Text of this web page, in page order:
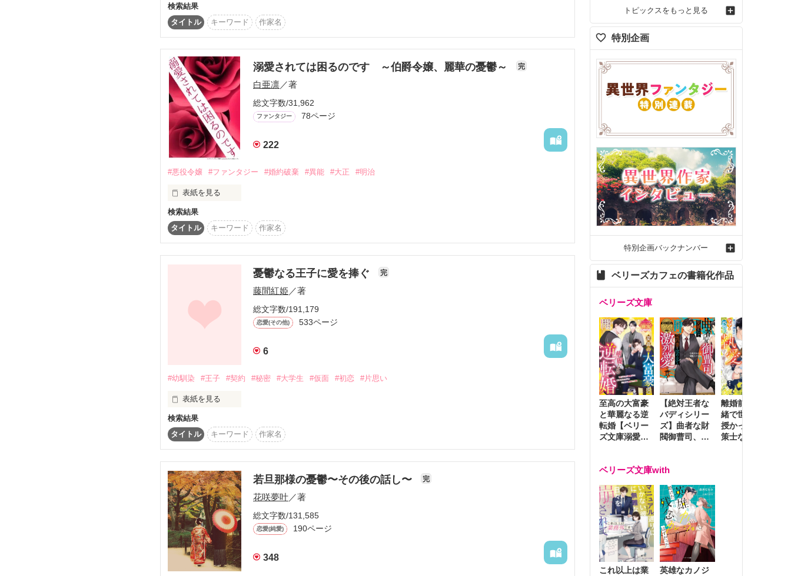
2022/6/9　完結
積もり積もって辛くなる一方で…。
♪レビューありがとうございます♪
★   チャマ　様
★   永遠　様
⭐︎５　ありがとうございます(o^^o)
とても嬉しいです。
そして励みになります！！
作品を読む
若すぎた結婚に失敗した
だから
私を本気で愛してくれる人が欲しい
誰かを本気で愛したい
なのに、
そんな私の前に再び現れた
離婚した夫が私の上司に？
★　★　★　★　★
26才
(株)イケダ　営業部勤務
29歳
(株)イケダ　営業部長
レビューありがとうございました
Berry's Cafe
5/22-28週間ランキング
恋愛（中・短編）第1位
検索結果
タイトル
キーワード 作家名
溺愛されては困るのです ～伯爵令嬢、麗華の憂鬱～ 完
白亜凛／著
総文字数/31,962
ファンタジー 78ページ
222
#悪役令嬢 #ファンタジー #婚約破棄 #異能 #大正 #明治
表紙を見る
悪役令嬢
伯爵令嬢　荒鬼麗華
（優子）
ヒロイン
男爵令嬢　涼風小百合
ある日、優子は
ファンタジー小説の中に入りこんでしまった
憑依したのはなぜか
優子が大嫌いなはずの悪役令嬢、荒鬼麗華
このままでは
破滅の人生まっしぐら
なにがなんでも
婚約破棄させていただきます！
検索結果
タイトル
キーワード 作家名
憂鬱なる王子に愛を捧ぐ 完
藤間紅姫 ／著
総文字数/191,179
恋愛(その他) 533ページ
6
#幼馴染 #王子 #契約 #秘密 #大学生 #仮面 #初恋 #片思い
表紙を見る
15年分の恋を見失った
あたしの前に
意地悪で
どこか謎めいた
男だった
+:-:+:-:+:-:+:-:+
『俺と、付き合ってる
振りして欲しいんだけど』
検索結果
タイトル
キーワード 作家名
若旦那様の憂鬱〜その後の話し〜 完
花咲夢叶／著
総文字数/131,585
恋愛(純愛) 190ページ
348
トピックスをもっと見る
特別企画
特別企画バックナンバー
ベリーズカフェの書籍化作品
ベリーズ文庫
至高の大富豪
と華麗なる逆
転婚【ベリー
ズ文庫溺愛ア
【絶対王者な
バディシリー
ズ】曲者な財
閥御曹司、笑
激烈愛で貫く
離婚前夜に内
緒で世継ぎを
授かったら～
策士な御曹司
ベリーズ文庫with
これ以上は業
英雄なカノジ